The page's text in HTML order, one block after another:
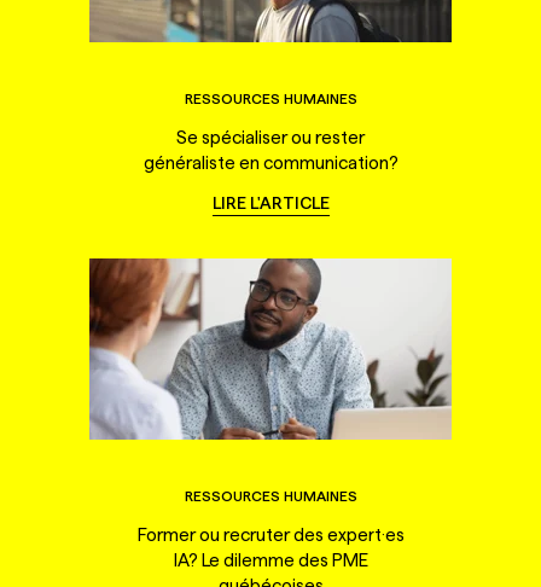
RESSOURCES HUMAINES
Se spécialiser ou rester
généraliste en communication?
LIRE L'ARTICLE
RESSOURCES HUMAINES
Former ou recruter des expert·es
IA? Le dilemme des PME